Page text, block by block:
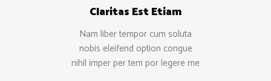
Claritas Est Etiam
Nam liber tempor cum soluta
nobis eleifend option congue
nihil imper per tem por legere me